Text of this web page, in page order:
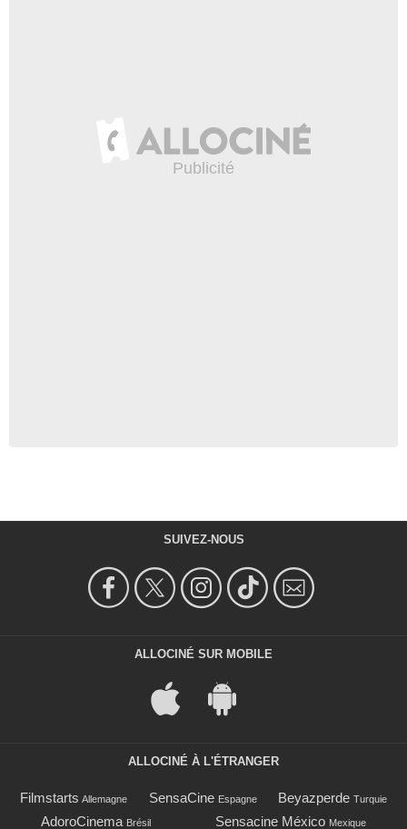
SUIVEZ-NOUS
ALLOCINÉ SUR MOBILE
ALLOCINÉ À L'ÉTRANGER
Filmstarts Allemagne SensaCine Espagne Beyazperde Turquie
AdoroCinema Brésil Sensacine México Mexique